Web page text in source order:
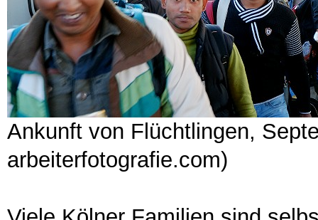
Ankunft von Flüchtlingen,
arbeiterfotografie.com)